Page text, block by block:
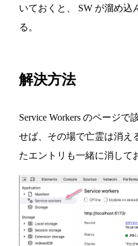
いておくと、 SW が溜め込
る。
解決方法
Service Workers のページで
せば、その場で亡霊は消え
たエントリも一緒に消して